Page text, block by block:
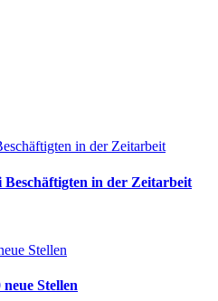
in der Zeitarbeit
in der Zeitarbeit
Stellen
Stellen